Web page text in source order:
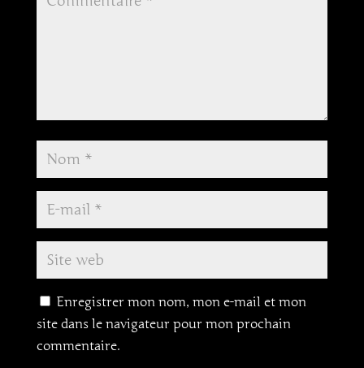
Enregistrer mon nom, mon e-mail et mon
site dans le navigateur pour mon prochain
commentaire.